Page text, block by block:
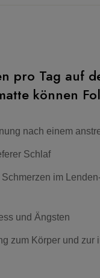
pro Tag auf
können
nach einem
Schlaf
im
und Ängsten
zum Körper und zur